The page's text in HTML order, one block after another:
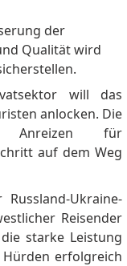
der
Qualität wird
will das
anlocken. Die
Anreizen für
auf dem Weg
Ukraine-
Reisender
starke Leistung
erfolgreich